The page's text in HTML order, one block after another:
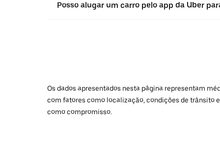
Posso alugar um carro pelo app da Uber
Os dados apresentados nesta página representam
com fatores como localização, condições de trânsito
como compromisso.